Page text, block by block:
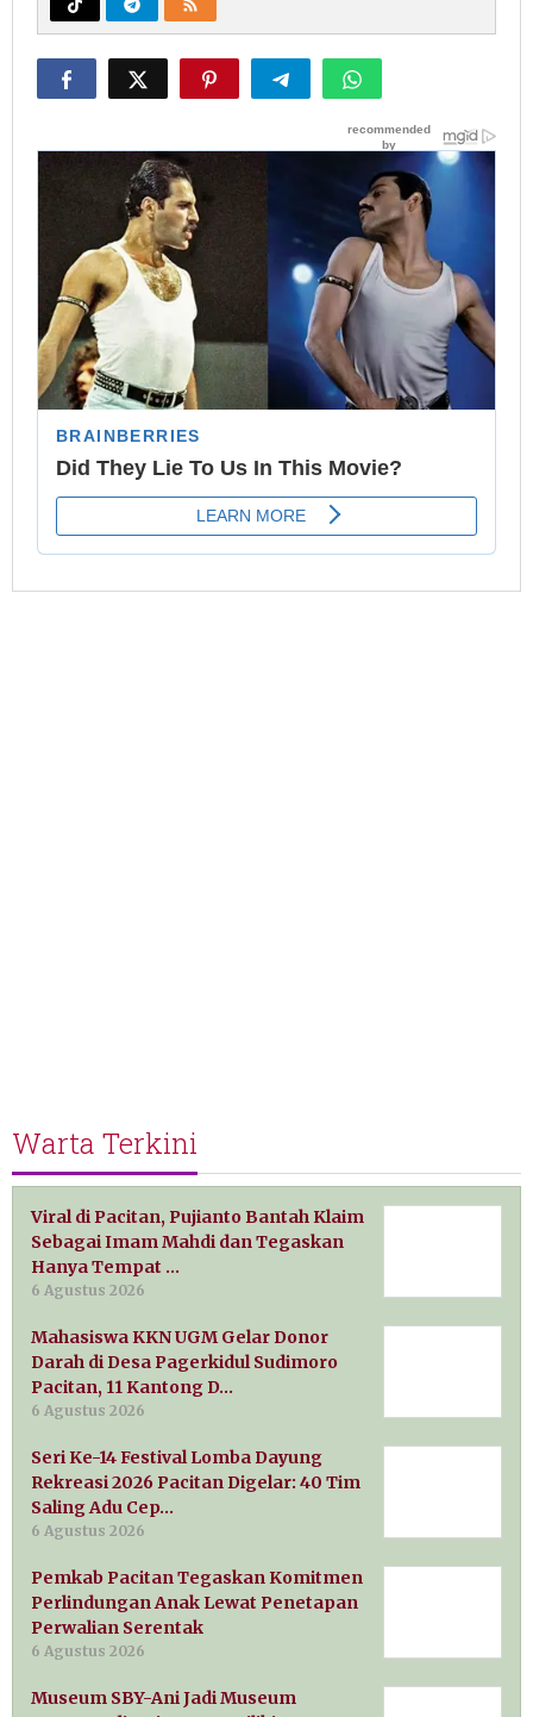
Warta Terkini
Viral di Pacitan, Pujianto Bantah Klaim
Sebagai Imam Mahdi dan Tegaskan
Hanya Tempat …
6 Agustus 2026
Mahasiswa KKN UGM Gelar Donor
Darah di Desa Pagerkidul Sudimoro
Pacitan, 11 Kantong D…
6 Agustus 2026
Seri Ke-14 Festival Lomba Dayung
Rekreasi 2026 Pacitan Digelar: 40 Tim
Saling Adu Cep…
6 Agustus 2026
Pemkab Pacitan Tegaskan Komitmen
Perlindungan Anak Lewat Penetapan
Perwalian Serentak
6 Agustus 2026
Museum SBY-Ani Jadi Museum